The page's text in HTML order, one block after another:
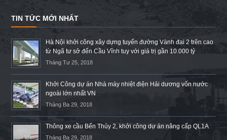
TIN TỨC MỚI NHẤT
Hà Nội khởi công xây dựng tuyến đường Vành đai 2 trên cao
từ Ngã tư sở đến Cầu Vĩnh tuy với giá trị gần 10.000 tỷ
Tháng Tư 25, 2018
Khởi Công dự án Nhà máy nhiệt điện Hải dương vốn nước
ngoài lớn nhất VN
Tháng Ba 29, 2018
Thông xe cầu Bến Thủy 2, khởi công dự án nâng cấp QL1A
Tháng Ba 29, 2018